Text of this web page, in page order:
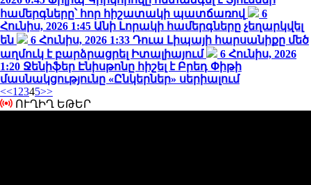
համերգները՝ հոր հիշատակի պատճառով
6
Հունիս, 2026 1:45 Անի Լորակի համերգները չեղարկվել
են
6 Հունիս, 2026 1:33 Դուա Լիպայի հարսանիքը մեծ
աղմուկ է բարձրացրել Իտալիայում
6 Հունիս, 2026
1:20 Ջենիֆեր Էնիսթոնը հիշել է Բրեդ Փիթի
մասնակցությունը «Ընկերներ» սերիալում
<<1 2345>>
ՈՒՂԻՂ ԵԹԵՐ